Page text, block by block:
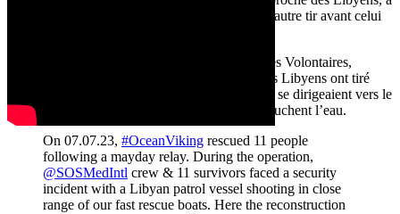
confirmé à EURACTIV qu’il avait entendu un autre tir avant celui
Une vidéo de l’avion Colibri 2 de l’ONG Pilotes Volontaires,
consultée par EURACTIV, montre comment les Libyens ont tiré
une troisième fois alors que les deux hors-bords se dirigeaient vers le
Ocean Viking
. La vidéo montre les balles qui touchent l’eau.
On 07.07.23, #OceanViking rescued 11 people
following a mayday relay. During the operation,
@SOSMedIntl crew & 11 survivors faced a security
incident with a Libyan patrol vessel shooting in close
range of our fast rescue boats. Here the reconstruction